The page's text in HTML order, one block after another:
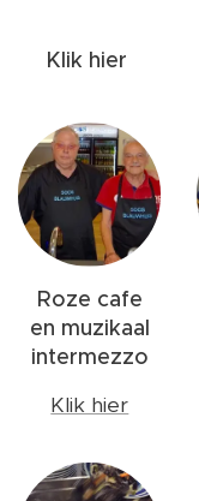
Klik hier
Roze cafe
en muzikaal
intermezzo
Klik hier